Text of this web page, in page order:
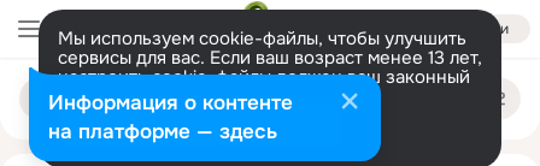
Войти
Мы используем cookie-файлы, чтобы улучшить
сервисы для вас. Если ваш возраст менее 13 лет,
настроить cookie-файлы должен ваш законный
представитель. Больше информации
Разрешить все Настроить
Поиск
людям
gulya gafurova
Информация о контенте
на платформе — здесь